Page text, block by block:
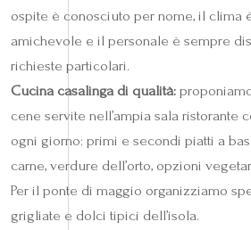
ospite è conosciuto per nome, il clima
amichevole e il personale è sempre
richieste particolari.
Cucina casalinga di qualità:
cene servite nell’ampia sala ristorante
ogni giorno: primi e secondi piatti a
carne, verdure dell’orto, opzioni
Per il ponte di maggio organizziamo
grigliate e dolci tipici dell’isola.